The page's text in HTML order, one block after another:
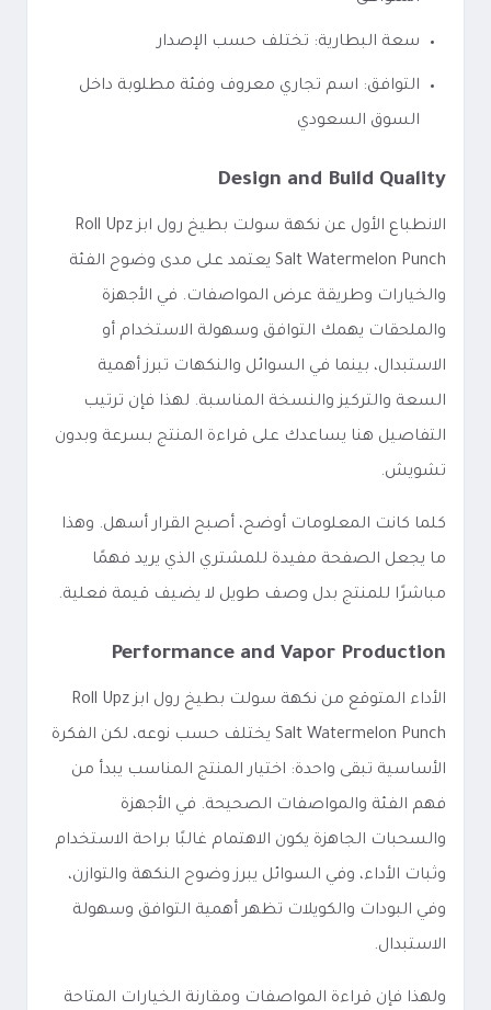
سعة البطارية: تختلف حسب الإصدار
التوافق: اسم تجاري معروف وفئة مطلوبة داخل
السوق السعودي
Design and Build Quality
الانطباع الأول عن نكهة سولت بطيخ رول ابز Roll Upz
Salt Watermelon Punch يعتمد على مدى وضوح الفئة
والخيارات وطريقة عرض المواصفات. في الأجهزة
والملحقات يهمك التوافق وسهولة الاستخدام أو
الاستبدال، بينما في السوائل والنكهات تبرز أهمية
السعة والتركيز والنسخة المناسبة. لهذا فإن ترتيب
التفاصيل هنا يساعدك على قراءة المنتج بسرعة وبدون
تشويش.
كلما كانت المعلومات أوضح، أصبح القرار أسهل. وهذا
ما يجعل الصفحة مفيدة للمشتري الذي يريد فهمًا
مباشرًا للمنتج بدل وصف طويل لا يضيف قيمة فعلية.
Performance and Vapor Production
الأداء المتوقع من نكهة سولت بطيخ رول ابز Roll Upz
Salt Watermelon Punch يختلف حسب نوعه، لكن الفكرة
الأساسية تبقى واحدة: اختيار المنتج المناسب يبدأ من
فهم الفئة والمواصفات الصحيحة. في الأجهزة
والسحبات الجاهزة يكون الاهتمام غالبًا براحة الاستخدام
وثبات الأداء، وفي السوائل يبرز وضوح النكهة والتوازن،
وفي البودات والكويلات تظهر أهمية التوافق وسهولة
الاستبدال.
ولهذا فإن قراءة المواصفات ومقارنة الخيارات المتاحة